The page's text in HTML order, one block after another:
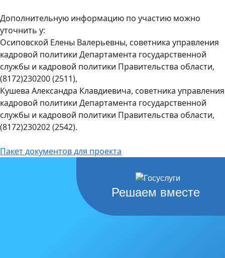
Дополнительную информацию по участию можно
уточнить у:
Осиповской Елены Валерьевны, советника управления
кадровой политики Департамента государственной
службы и кадровой политики Правительства области,
(8172)230200 (2511),
Кушева Александра Клавдиевича, советника управления
кадровой политики Департамента государственной
службы и кадровой политики Правительства области,
(8172)230202 (2542).
Пакет документов для проекта
Решаем вместе